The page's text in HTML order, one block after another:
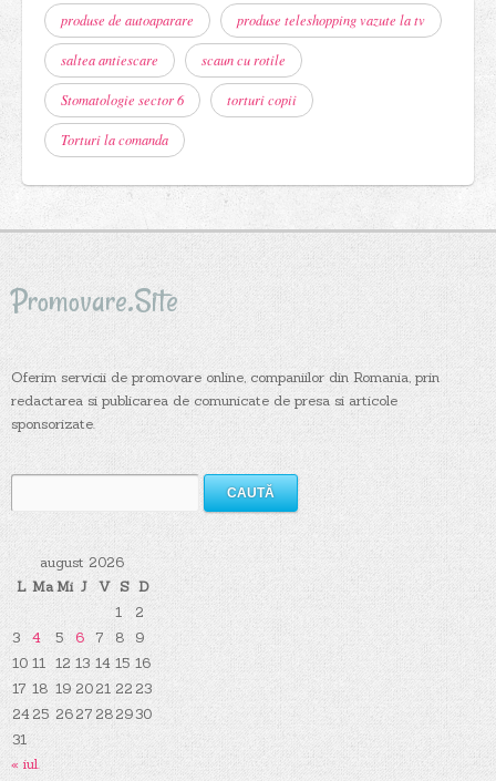
produse de autoaparare produse teleshopping vazute la tv
saltea antiescare scaun cu rotile
Stomatologie sector 6 torturi copii
Torturi la comanda
Promovare.Site
Oferim servicii de promovare online, companiilor din Romania, prin
redactarea si publicarea de comunicate de presa si articole
sponsorizate.
după:
august 2026
L Ma Mi J V S D
1
2
3
4 5 6 7 8
9
10 11 12 13 14 15 16
17 18 19 2021 22 23
24 25 2627 282930
31
« iul.